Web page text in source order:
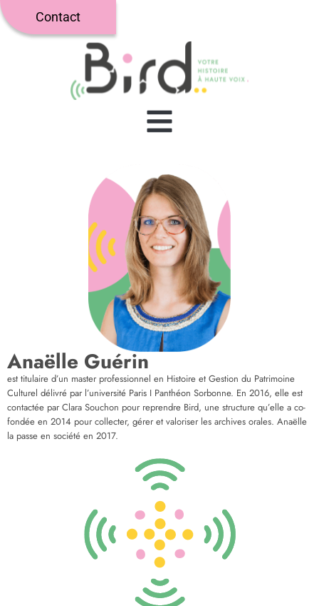
Contact
Anaëlle Guérin
est titulaire d’un master professionnel en Histoire et Gestion du Patrimoine
Culturel délivré par l’université Paris I Panthéon Sorbonne. En 2016, elle est
contactée par Clara Souchon pour reprendre Bird, une structure qu’elle a co-
fondée en 2014 pour collecter, gérer et valoriser les archives orales. Anaëlle
la passe en société en 2017.